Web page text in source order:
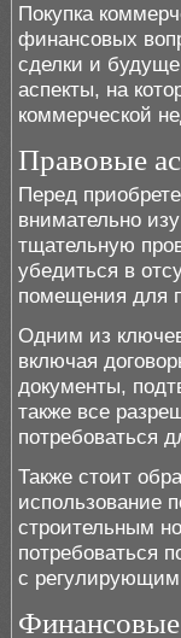
Покупка
финансовых
сделки и
аспекты, на
коммерческой
Правовые
Перед
внимательно
тщательную
убедиться в
помещения для
Одним из
включая
документы,
также все
потребоваться
Также стоит
использование
строительным
потребоваться
с